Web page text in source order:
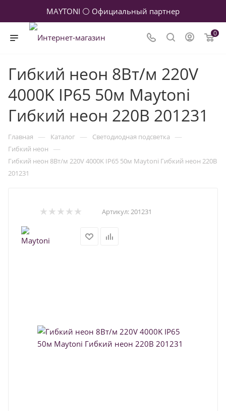
MAYTONI ⚪ Официальный партнер
0
Гибкий неон 8Вт/м 220V
4000K IP65 50м Maytoni
Гибкий неон 220В 201231
Главная — Каталог — Светодиодная подсветка —
Гибкий неон —
Гибкий неон 8Вт/м 220V 4000K IP65 50м Maytoni Гибкий неон 220В
201231
Артикул:201231